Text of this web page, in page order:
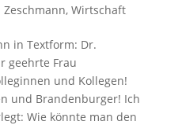
Zeschmann, Wirtschaft
in Textform: Dr.
geehrte Frau
und Kollegen!
und Brandenburger! Ich
Wie könnte man den